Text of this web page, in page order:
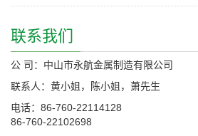
联系我们
公 司：中山市永航金属制造有限公司
联系人：黄小姐，陈小姐，萧先生
电话：86-760-22114128
86-760-22102698